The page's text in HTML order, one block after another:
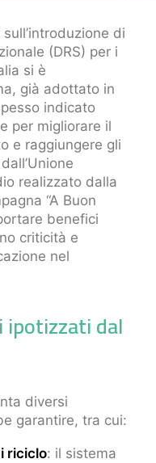
di
(DRS) per i
si è
già adottato in
indicato
per migliorare il
e raggiungere gli
realizzato dalla
“A Buon
benefici
criticità e
nel
ipotizzati dal
diversi
garantire, tra cui:
riciclo: il sistema